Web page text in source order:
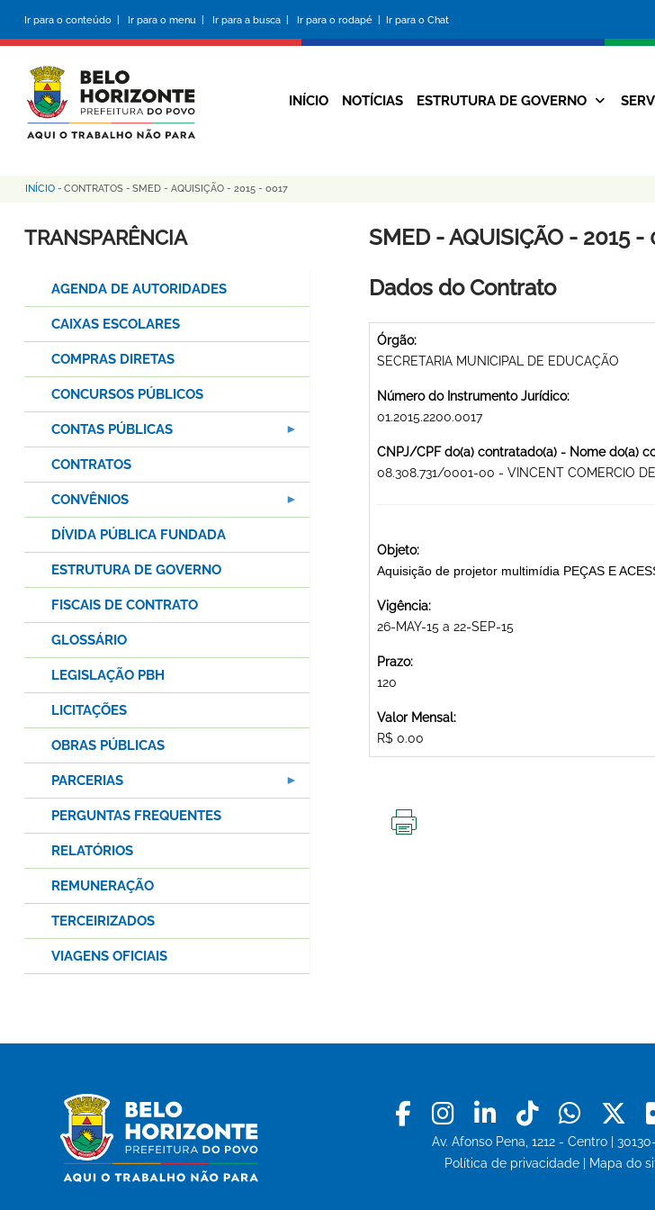
conteúdo
principal
Ir para o conteúdo | Ir para o menu | Ir para a busca | Ir para o rodapé | Ir para o Chat
da
Prefeitura
INÍCIO NOTÍCIAS ESTRUTURA DE GOVERNO
Trilha
de
INÍCIO - CONTRATOS - SMED - AQUISIÇÃO - 2015 - 0017
SMED - AQUISIÇÃO - 2015 -
Dados do Contrato
Órgão:
SECRETARIA MUNICIPAL DE EDUCAÇÃO
Número do Instrumento Jurídico:
01.2015.2200.0017
CNPJ/CPF do(a) contratado(a) - Nome do(a)
08.308.731/0001-00 - VINCENT COMERCIO
Objeto:
Aquisição de projetor multimídia PEÇAS E
Vigência:
26-MAY-15 a 22-SEP-15
Prazo:
120
Valor Mensal:
R$ 0.00
TRANSPARÊNCIA
AGENDA DE AUTORIDADES
CAIXAS ESCOLARES
COMPRAS DIRETAS
CONCURSOS PÚBLICOS
CONTAS PÚBLICAS
CONTRATOS
CONVÊNIOS
DÍVIDA PÚBLICA FUNDADA
ESTRUTURA DE GOVERNO
FISCAIS DE CONTRATO
GLOSSÁRIO
LEGISLAÇÃO PBH
LICITAÇÕES
OBRAS PÚBLICAS
PARCERIAS
PERGUNTAS FREQUENTES
RELATÓRIOS
REMUNERAÇÃO
TERCEIRIZADOS
VIAGENS OFICIAIS
Facebook
Instagram
LinkedinTiktok X
Av. Afonso Pena, 1212 - Centro |
Política de privacidade
Mapa do